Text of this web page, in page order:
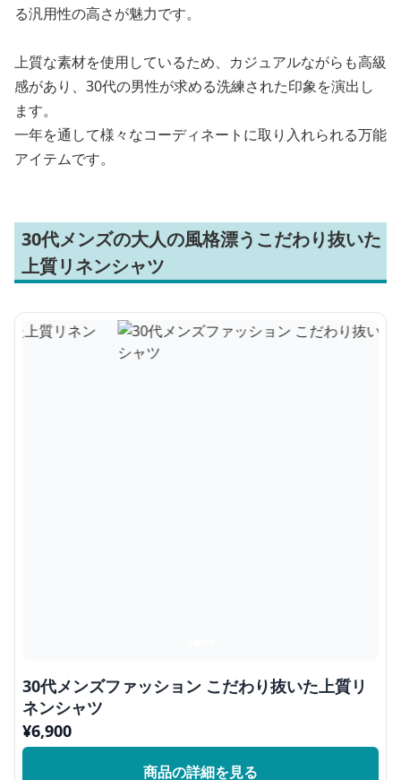
る汎用性の高さが魅力です。
上質な素材を使用しているため、カジュアルながらも高級
感があり、30代の男性が求める洗練された印象を演出し
ます。
一年を通して様々なコーディネートに取り入れられる万能
アイテムです。
30代メンズの大人の風格漂うこだわり抜いた
上質リネンシャツ
30代メンズファッション こだわり抜いた上質リ
ネンシャツ
¥6,900
商品の詳細を見る